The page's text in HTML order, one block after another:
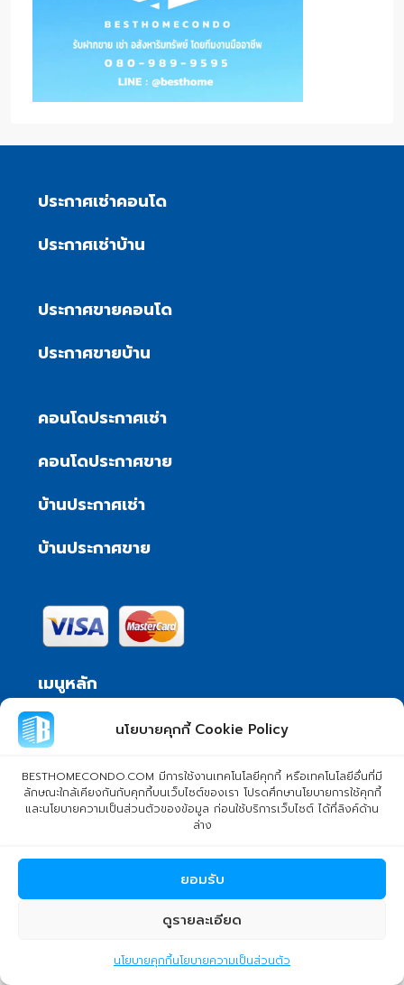
นโยบายคุกกี้ Cookie Policy
BESTHOMECONDO.COM มีการใช้งานเทคโนโลยีคุกกี้ หรือเทคโนโลยีอื่นที่มี
ลักษณะใกล้เคียงกันกับคุกกี้บนเว็บไซต์ของเรา โปรดศึกษานโยบายการใช้คุกกี้
และนโยบายความเป็นส่วนตัวของข้อมูล ก่อนใช้บริการเว็บไซต์ ได้ที่ลิงค์ด้าน
ล่าง
ยอมรับ
ดูรายละเอียด
นโยบายคุกกี้นโยบายความเป็นส่วนตัว
ประกาศเช่าคอนโด
ประกาศเช่าบ้าน
ประกาศขายคอนโด
ประกาศขายบ้าน
คอนโดประกาศเช่า
คอนโดประกาศขาย
บ้านประกาศเช่า
บ้านประกาศขาย
เมนูหลัก
แพ็กเกจป้ายแนะนำ
วิธีการชำระเงิน
บริษัท เบสท์โฮมคอนโด จำกัด